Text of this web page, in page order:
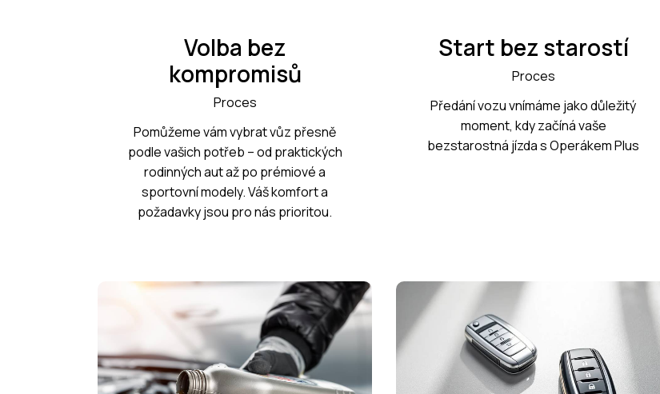
Volba bez
kompromisů
Proces
Pomůžeme vám vybrat vůz přesně
podle vašich potřeb – od praktických
rodinných aut až po prémiové a
sportovní modely. Váš komfort a
požadavky jsou pro nás prioritou.
Start bez starostí
Proces
Předání vozu vnímáme jako důležitý
moment, kdy začíná vaše
bezstarostná jízda s Operákem Plus